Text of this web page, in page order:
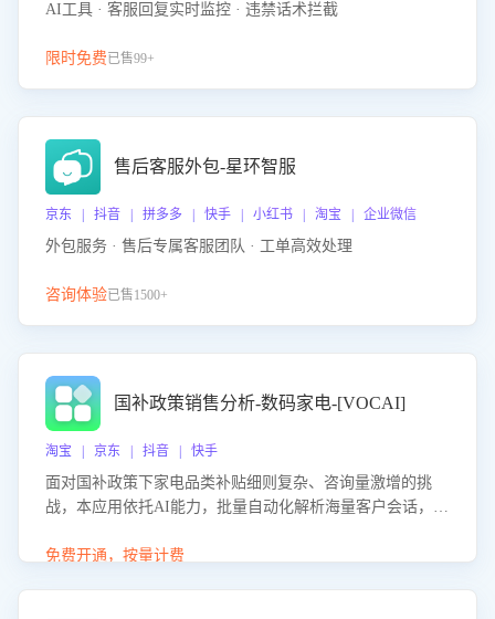
AI工具 · 客服回复实时监控 · 违禁话术拦截
限时免费已售99+
售后客服外包-星环智服
京东 | 抖音 | 拼多多 | 快手 | 小红书 | 淘宝 | 企业微信
外包服务 · 售后专属客服团队 · 工单高效处理
咨询体验已售1500+
国补政策销售分析-数码家电-[VOCAI]
淘宝 | 京东 | 抖音 | 快手
面对国补政策下家电品类补贴细则复杂、咨询量激增的挑
战，本应用依托AI能力，批量自动化解析海量客户会话，精
购买意向，深度洞察决策动因。同时全面评估客服团队政策
免费开通，按量计费